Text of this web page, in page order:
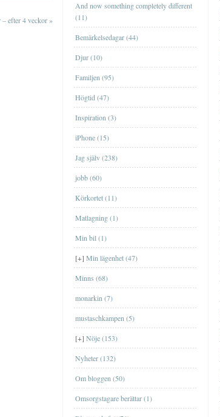
– efter 4 veckor»
And now something completely different
(11)
Bemärkelsedagar (44)
Djur (10)
Familjen (95)
Högtid (47)
Inspiration (3)
iPhone (15)
Jag själv (238)
jobb (60)
Körkortet (11)
Matlagning (1)
Min bil (1)
[+] Min lägenhet (47)
Lägenheten i EskilstunaLägenheten i
Eskilstuna
Lägenheten i GislavedLägenheten i
Gislaved
Lägenheten i ÖrebroLägenheten i
Örebro
Lägenheten på HörngatanLägenheten på
Hörngatan
Lägenheten på KronogårdenLägenheten
på Kronogården
Minns (68)
monarkin (7)
mustaschkampen (5)
[+] Nöje (153)
BöckerBöcker
FilmFilm
MusikMusik
Nyheter (132)
Om bloggen (50)
Omsorgstagare berättar (1)